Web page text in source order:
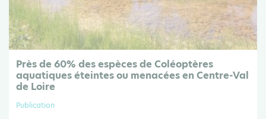
Près de 60% des espèces de Coléoptères
aquatiques éteintes ou menacées en Centre-Val
de Loire
Publication